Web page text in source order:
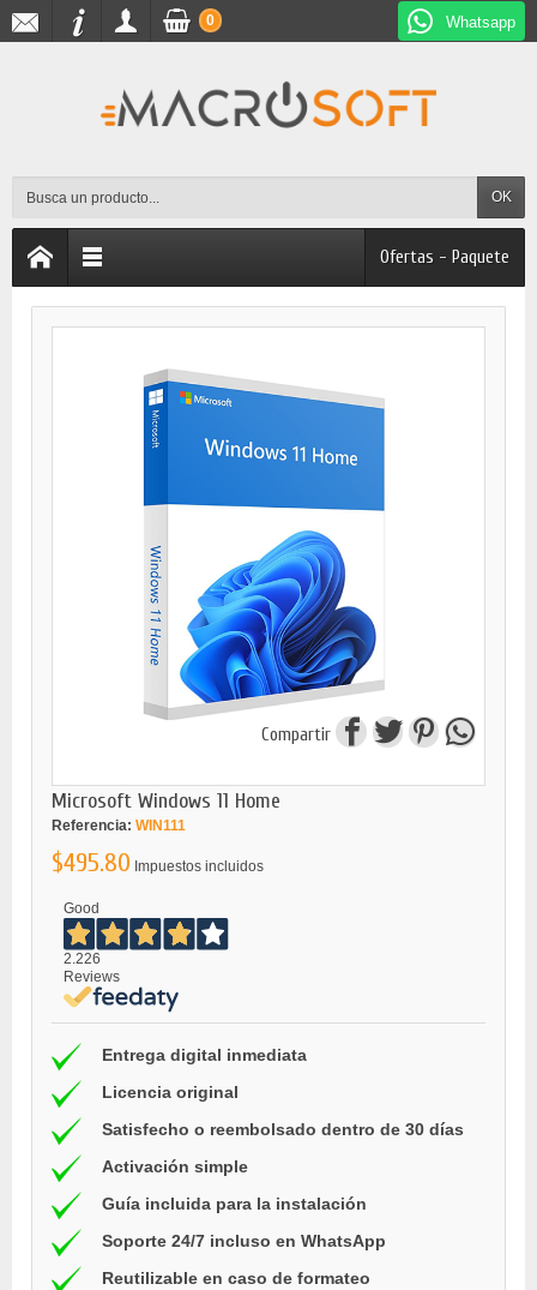
Whatsapp
OK
0
Ofertas - Paquete
Compartir
Microsoft Windows 11 Home
Referencia: WIN111
$495.80 Impuestos incluidos
Good
2.226
Reviews
Entrega digital inmediata
Licencia original
Satisfecho o reembolsado dentro de 30 días
Activación simple
Guía incluida para la instalación
Soporte 24/7 incluso en WhatsApp
Reutilizable en caso de formateo